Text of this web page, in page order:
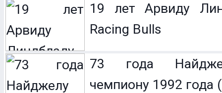
19 лет Арвиду
Racing Bulls
73 года
чемпиону 1992 года